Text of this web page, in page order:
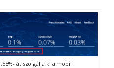
át szolgálja ki a mobil